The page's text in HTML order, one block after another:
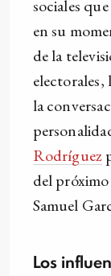
sociales
en su
de la
la
Rodríguez
del
Samuel
Los